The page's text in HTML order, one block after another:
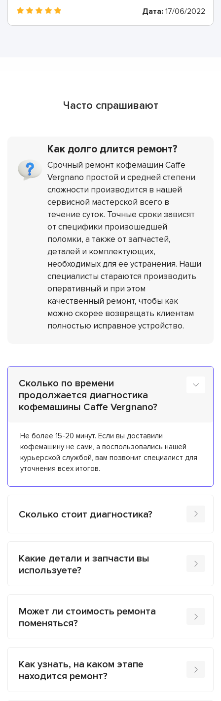
Дата: 17/06/2022
Часто спрашивают
Как долго длится ремонт?
Срочный ремонт кофемашин Caffe
Vergnano простой и средней степени
сложности производится в нашей
сервисной мастерской всего в
течение суток. Точные сроки зависят
от специфики произошедшей
поломки, а также от запчастей,
деталей и комплектующих,
необходимых для ее устранения. Наши
специалисты стараются производить
оперативный и при этом
качественный ремонт, чтобы как
можно скорее возвращать клиентам
полностью исправное устройство.
Сколько по времени
продолжается диагностика
кофемашины Caffe Vergnano?
Не более 15-20 минут. Если вы доставили
кофемашину не сами, а воспользовались нашей
курьерской службой, вам позвонит специалист для
уточнения всех итогов.
Сколько стоит диагностика?
Какие детали и запчасти вы
используете?
Может ли стоимость ремонта
поменяться?
Как узнать, на каком этапе
находится ремонт?